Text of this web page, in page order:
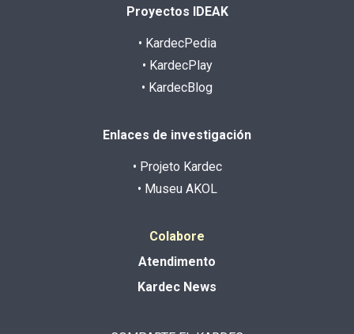
Proyectos IDEAK
• KardecPedia
• KardecPlay
• KardecBlog
Enlaces de investigación
• Projeto Kardec
• Museu AKOL
Colabore
Atendimento
Kardec News